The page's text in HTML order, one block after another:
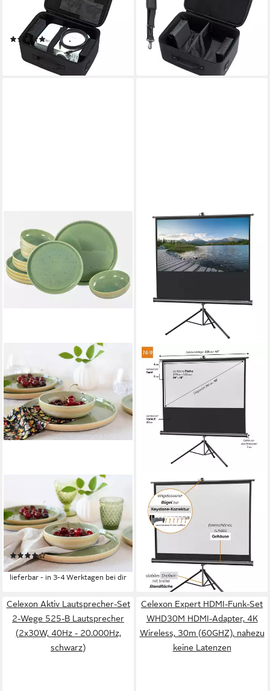
'Medium', (32x23x10cm,
Schwarz)
(2)
31,99 €
lieferbar - in 2-3 Werktagen bei dir
'Large', (41x29x15cm,
Schwarz)
29,99 €
lieferbar - in 2-3 Werktagen bei dir
Teller-Set Uno Romana Grün,
Teller Set 12-tlg (12-tlg), 4
Personen, Steinzeug,
Sprenkel, Seidenmatte Glasur
(1)
93,14 €
lieferbar - in 3-4 Werktagen bei dir
CELEXON
Economy Stativleinwand
(schwarze Rückseite)
239,99 €
lieferbar - in 2-3 Werktagen bei dir
Celexon Aktiv Lautsprecher-Set
2-Wege 525-B Lautsprecher
(2x30W, 40Hz - 20.000Hz,
schwarz)
Celexon Expert HDMI-Funk-Set
WHD30M HDMI-Adapter, 4K
Wireless, 30m (60GHZ), nahezu
keine Latenzen